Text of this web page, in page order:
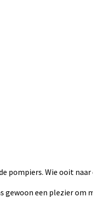
pompiers. Wie ooit
gewoon een plezier om